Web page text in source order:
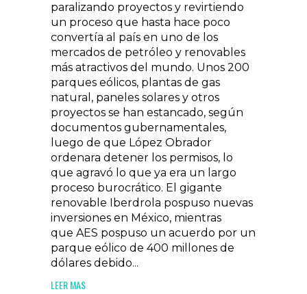
paralizando proyectos y revirtiendo
un proceso que hasta hace poco
convertía al país en uno de los
mercados de petróleo y renovables
más atractivos del mundo. Unos 200
parques eólicos, plantas de gas
natural, paneles solares y otros
proyectos se han estancado, según
documentos gubernamentales,
luego de que López Obrador
ordenara detener los permisos, lo
que agravó lo que ya era un largo
proceso burocrático. El gigante
renovable Iberdrola pospuso nuevas
inversiones en México, mientras
que AES pospuso un acuerdo por un
parque eólico de 400 millones de
dólares debido...
LEER MAS